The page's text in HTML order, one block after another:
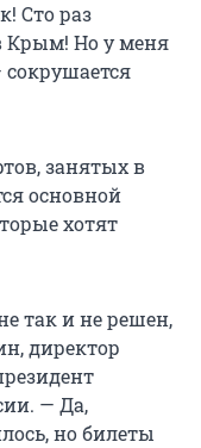
Сто раз
Крым! Но у меня
занятых в
основной
хотят
так и не решен,
директор
— Да,
но билеты